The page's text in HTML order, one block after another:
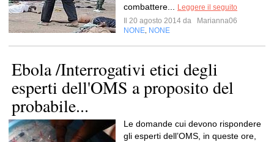
combattere...
Leggere il seguito
Il 20 agosto 2014 da
Marianna06
NONE NONE
Ebola /Interrogativi etici degli
esperti dell'OMS a proposito del
probabile...
Le domande cui devono rispondere
gli esperti dell’OMS, in queste ore,